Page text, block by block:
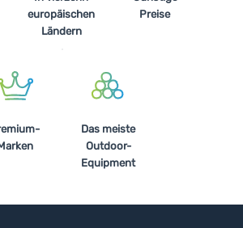
europäischen
Ländern
Preise
Das meiste
Outdoor-
Equipment